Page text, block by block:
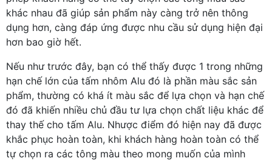
khác nhau đã giúp sản phẩm này càng trở nên thông
dụng hơn, càng đáp ứng được nhu cầu sử dụng hiện đại
hơn bao giờ hết.
Nếu như trước đây, bạn có thể thấy được 1 trong những
hạn chế lớn của tấm nhôm Alu đó là phần màu sắc sản
phẩm, thường có khá ít màu sắc để lựa chọn và hạn chế
đó đã khiến nhiều chủ đầu tư lựa chọn chất liệu khác để
thay thế cho tấm Alu. Nhược điểm đó hiện nay đã được
khắc phục hoàn toàn, khi khách hàng hoàn toàn có thể
tự chọn ra các tông màu theo mong muốn của mình